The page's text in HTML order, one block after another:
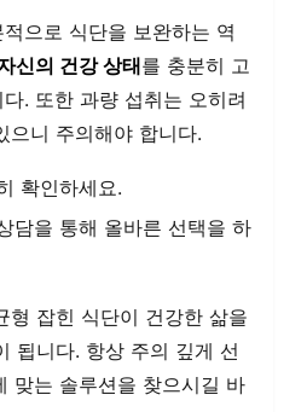
으로 식단을 보완하는 역
신의 건강 상태를 충분히 고
. 또한 과량 섭취는 오히려
으니 주의해야 합니다.
확인하세요.
담을 통해 올바른 선택을 하
형 잡힌 식단이 건강한 삶을
됩니다. 항상 주의 깊게 선
맞는 솔루션을 찾으시길 바